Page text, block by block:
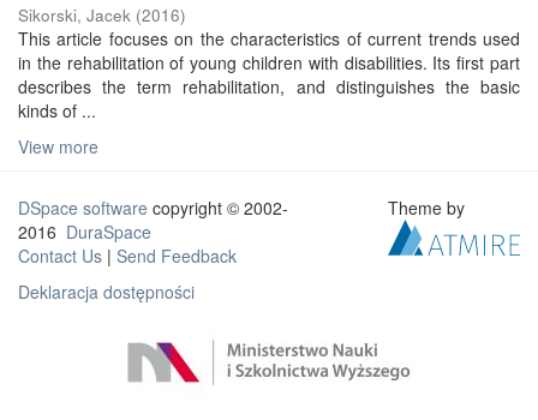
Sikorski, Jacek (2016)
This article focuses on the characteristics of current trends used
in the rehabilitation of young children with disabilities. Its first part
describes the term rehabilitation, and distinguishes the basic
kinds of ...
View more
DSpace software copyright © 2002-
2016 DuraSpace
Contact Us | Send Feedback
Deklaracja dostępności
Theme by